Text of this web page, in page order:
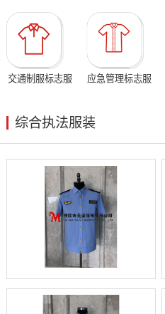
交通制服标志服 应急管理标志服
综合执法服装